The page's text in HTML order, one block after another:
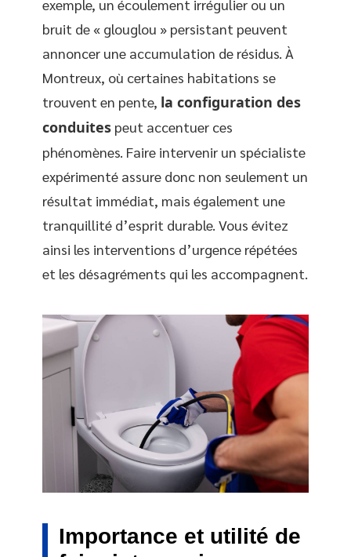
exemple, un écoulement irrégulier ou un
bruit de « glouglou » persistant peuvent
annoncer une accumulation de résidus. À
Montreux, où certaines habitations se
trouvent en pente, la configuration des
conduites peut accentuer ces
phénomènes. Faire intervenir un spécialiste
expérimenté assure donc non seulement un
résultat immédiat, mais également une
tranquillité d’esprit durable. Vous évitez
ainsi les interventions d’urgence répétées
et les désagréments qui les accompagnent.
Importance et utilité de